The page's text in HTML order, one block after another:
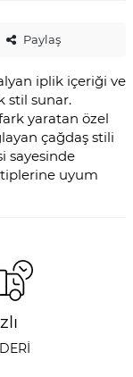
Paylaş
iplik içeriği ve
stil sunar.
yaratan özel
çağdaş stili
sayesinde
uyum